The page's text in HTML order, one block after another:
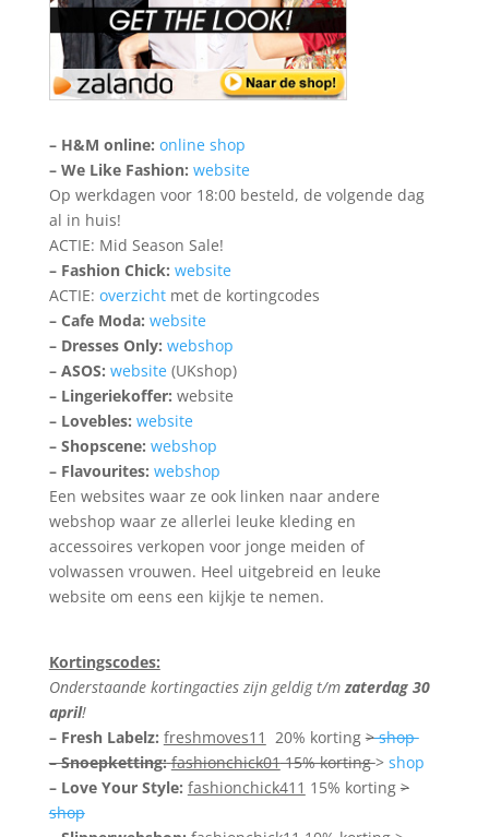
– H&M online: online shop
– We Like Fashion: website
Op werkdagen voor 18:00 besteld, de volgende dag
al in huis!
ACTIE: Mid Season Sale!
– Fashion Chick: website
ACTIE: overzichtmet de kortingcodes
– Cafe Moda: website
– Dresses Only: webshop
– ASOS: website(UKshop)
– Lingeriekoffer: website
– Lovebles: website
– Shopscene: webshop
– Flavourites: webshop
Een websites waar ze ook linken naar andere
webshop waar ze allerlei leuke kleding en
accessoires verkopen voor jonge meiden of
volwassen vrouwen. Heel uitgebreid en leuke
website om eens een kijkje te nemen.
Kortingscodes:
Onderstaande kortingacties zijn geldig t/mzaterdag 30
april!
– Fresh Labelz: freshmoves11 20% korting>shop
– Snoepketting: fashionchick0115% korting> shop
– Love Your Style: fashionchick411 15% korting>
shop